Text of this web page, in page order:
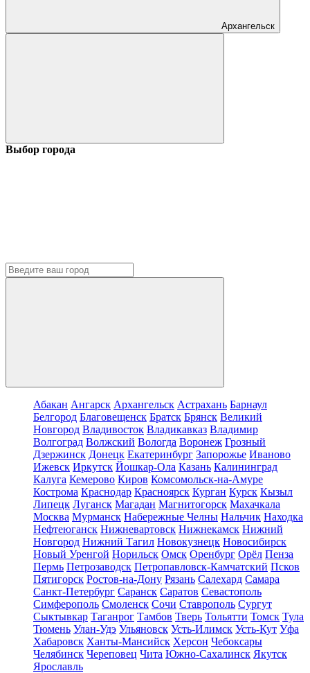
Архангельск
Выбор города
Абакан Ангарск Архангельск Астрахань Барнаул
Белгород Благовещенск Братск Брянск Великий
Новгород Владивосток Владикавказ Владимир
Волгоград Волжский Вологда Воронеж Грозный
Дзержинск Донецк Екатеринбург Запорожье Иваново
Ижевск Иркутск Йошкар-Ола Казань Калининград
Калуга Кемерово Киров Комсомольск-на-Амуре
Кострома Краснодар Красноярск Курган Курск Кызыл
Липецк Луганск Магадан Магнитогорск Махачкала
Москва Мурманск Набережные Челны Нальчик Находка
Нефтеюганск Нижневартовск Нижнекамск Нижний
Новгород Нижний Тагил Новокузнецк Новосибирск
Новый Уренгой Норильск Омск Оренбург Орёл Пенза
Пермь Петрозаводск Петропавловск-Камчатский Псков
Пятигорск Ростов-на-Дону Рязань Салехард Самара
Санкт-Петербург Саранск Саратов Севастополь
Симферополь Смоленск Сочи Ставрополь Сургут
Сыктывкар Таганрог Тамбов Тверь Тольятти Томск Тула
Тюмень Улан-Удэ Ульяновск Усть-Илимск Усть-Кут Уфа
Хабаровск Ханты-Мансийск Херсон Чебоксары
Челябинск Череповец Чита Южно-Сахалинск Якутск
Ярославль